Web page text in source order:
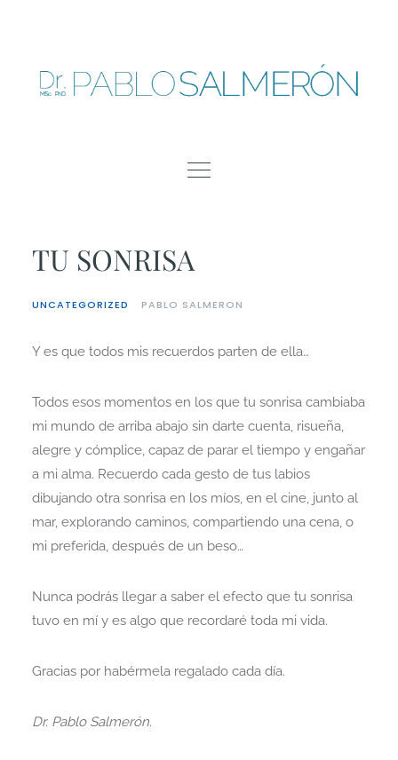
TU SONRISA
UNCATEGORIZED PABLO SALMERON
Y es que todos mis recuerdos parten de ella…
Todos esos momentos en los que tu sonrisa cambiaba
mi mundo de arriba abajo sin darte cuenta, risueña,
alegre y cómplice, capaz de parar el tiempo y engañar
a mi alma. Recuerdo cada gesto de tus labios
dibujando otra sonrisa en los míos, en el cine, junto al
mar, explorando caminos, compartiendo una cena, o
mi preferida, después de un beso…
Nunca podrás llegar a saber el efecto que tu sonrisa
tuvo en mí y es algo que recordaré toda mi vida.
Gracias por habérmela regalado cada día.
Dr. Pablo Salmerón.